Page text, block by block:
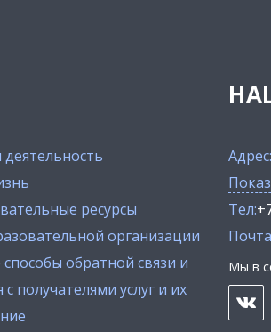
ресурсы
организации
обратной связи и
получателями услуг и их
Адрес:
Тел:
Мы в